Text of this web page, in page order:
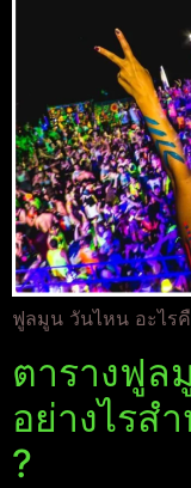
ฟูลมูน วันไหน อะไร
ตารางฟูล
อย่างไรส
?